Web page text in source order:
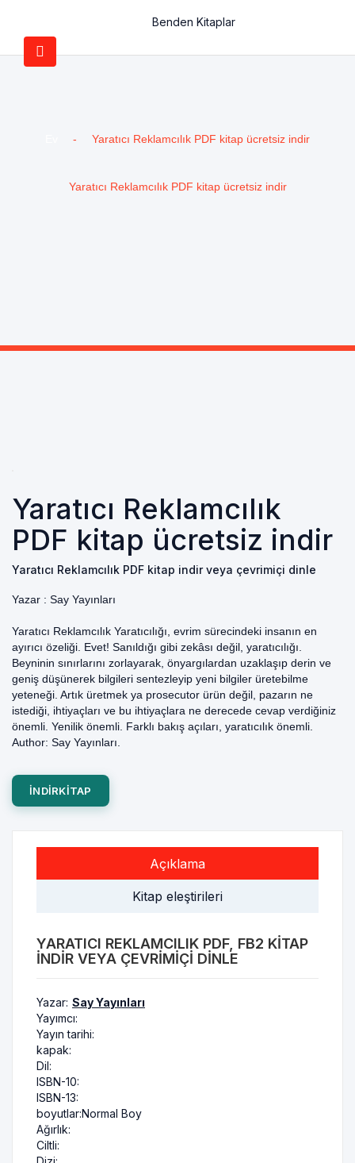
Benden Kitaplar
- Yaratıcı Reklamcılık PDF kitap ücretsiz indir
Yaratıcı Reklamcılık PDF kitap ücretsiz indir
Yaratıcı Reklamcılık
PDF kitap ücretsiz indir
Yaratıcı Reklamcılık PDF kitap indir veya çevrimiçi dinle
Yazar : Say Yayınları
Yaratıcı Reklamcılık Yaratıcılığı, evrim sürecindeki insanın en
ayırıcı özeliği. Evet! Sanıldığı gibi zekâsı değil, yaratıcılığı.
Beyninin sınırlarını zorlayarak, önyargılardan uzaklaşıp derin ve
geniş düşünerek bilgileri sentezleyip yeni bilgiler üretebilme
yeteneği. Artık üretmek ya prosecutor ürün değil, pazarın ne
istediği, ihtiyaçları ve bu ihtiyaçlara ne derecede cevap verdiğiniz
önemli. Yenilik önemli. Farklı bakış açıları, yaratıcılık önemli.
Author: Say Yayınları.
INDIRKITAP
Açıklama
Kitap eleştirileri
YARATICI REKLAMCILIK PDF, FB2 KITAP
INDIR VEYA ÇEVRIMIÇI DINLE
Yazar: Say Yayınları
Yayımcı:
Yayın tarihi:
kapak:
Dil:
ISBN-10:
ISBN-13:
boyutlar:Normal Boy
Ağırlık:
Ciltli: